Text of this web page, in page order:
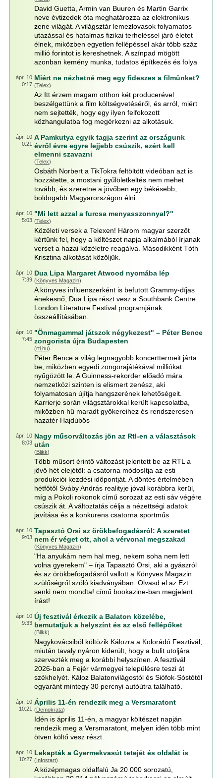
David Guetta, Armin van Buuren és Martin Garrix
neve évtizedek óta meghatározza az elektronikus
zene világát. A világsztár lemezlovasok folyamatos
utazással és hatalmas fizikai terheléssel járó életet
élnek, miközben egyetlen fellépéssel akár több száz
millió forintot is kereshetnek. A színpad mögött
azonban kemény munka, tudatos építkezés és folya
ápr. 10
0:17
Miért ne nézhetné meg egy fideszes a filmünket?
(Telex)
Az Itt érzem magam otthon két producerével
beszélgettünk a film költségvetéséről, és arról, miért
nem sejtették, hogy egy ilyen felfokozott
közhangulatba fog megérkezni az alkotásuk.
ápr. 10
0:21
A Pamkutya egyik tagja szerint az országunk
évről évre egyre lejjebb csúszik, ezért kell
elmenni szavazni
(Telex)
Osbáth Norbert a TikTokra feltöltött videóban azt is
hozzátette, a mostani gyűlöletkeltés nem mehet
tovább, és szeretne a jövőben egy békésebb,
boldogabb Magyarországon élni.
ápr. 10
5:03
"Mi lett azzal a furcsa menyasszonnyal?"
(Telex)
Közéleti versek a Telexen! Három magyar szerzőt
kértünk fel, hogy a költészet napja alkalmából írjanak
verset a hazai közéletre reagálva. Másodikként Tóth
Krisztina alkotását közöljük.
ápr. 10
7:39
Dua Lipa Margaret Atwood nyomába lép
(Könyves Magazin)
A könyves influenszerként is befutott Grammy-díjas
énekesnő, Dua Lipa részt vesz a Southbank Centre
London Literature Festival programjának
összeállításában.
ápr. 10
7:45
"Önmagammal játszok négykezest" – Péter Bence
zongorista újra Budapesten
(rtl.hu)
Péter Bence a világ legnagyobb koncerttermeit járta
be, miközben egyedi zongorajátékával milliókat
nyűgözött le. A Guinness-rekorder előadó mára
nemzetközi szinten is elismert zenész, aki
folyamatosan újítja hangszerének lehetőségeit.
Karrierje során világsztárokkal került kapcsolatba,
miközben hű maradt gyökereihez és rendszeresen
hazatér Hajdúbös
ápr. 10
8:03
Nagy műsorváltozás jön az Rtl-en a választások
után
(Blikk)
Több műsort érintő változást jelentett be az RTL a
jövő hét elejétől: a csatorna módosítja az esti
produkciói kezdési időpontját. A döntés értelmében
hétfőtől Sváby András realityje jóval korábbra kerül,
míg a Pokoli rokonok című sorozat az esti sáv végére
csúszik át. A változtatás célja a nézettségi adatok
javítása és a konkurens csatorna sportműs
ápr. 10
9:03
Tapasztó Orsi az örökbefogadásról: A szeretet
nem ér véget ott, ahol a vérvonal megszakad
(Könyves Magazin)
"Ha anyukám nem hal meg, nekem soha nem lett
volna gyerekem" – írja Tapasztó Orsi, aki a gyászról
és az örökbefogadásról vallott a Könyves Magazin
szülőségről szóló kiadványában. Olvasd el az Ezt
senki nem mondta! című bookazine-ban megjelent
írást!
ápr. 10
9:33
Új fesztivál érkezik a Balaton közelébe,
bemutatjuk a helyszínt és az első fellépőket
(Blikk)
Nagykovácsiból költözik Kálozra a Kolorádó Fesztivál,
miután tavaly nyáron kiderült, hogy a bulit utoljára
szervezték meg a korábbi helyszínen. A fesztivál
2026-ban a Fejér vármegyei településre teszi át
székhelyét. Káloz Balatonvilágostól és Siófok-Sóstótól
egyaránt mintegy 30 percnyi autóútra található.
ápr. 10
10:21
Április 11-én rendezik meg a Versmaratont
(Demokrata)
Idén is április 11-én, a magyar költészet napján
rendezik meg a Versmaratont, melyen idén több mint
ötven költő vesz részt.
ápr. 10
10:27
Lekapták a Gyermekvasút tetejét és oldalát is
(Infostart)
A középmagas oldalfalú Ja 20 000 sorozatú,